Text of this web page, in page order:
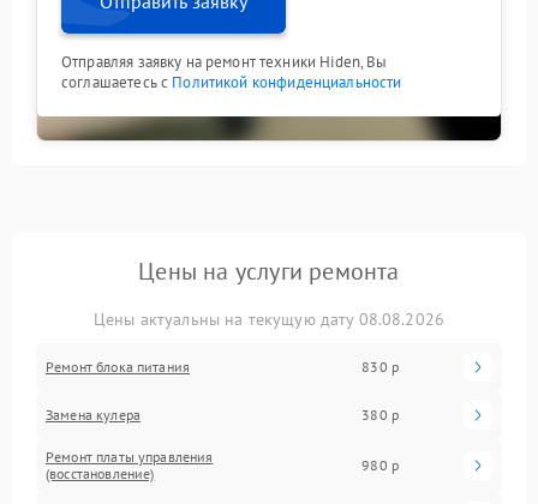
Отправляя заявку на ремонт техники Hiden, Вы
соглашаетесь с Политикой конфиденциальности
Цены на услуги ремонта
Цены актуальны на текущую дату 08.08.2026
Ремонт блока питания 830 р
Замена кулера 380 р
Ремонт платы управления
(восстановление)
980 р